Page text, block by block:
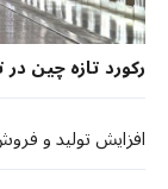
رکورد تازه چین
افزایش تولید و فروش